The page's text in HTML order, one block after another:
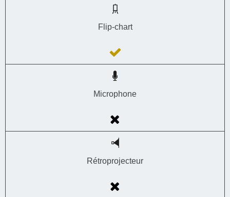
Flip-chart
Microphone
Rétroprojecteur